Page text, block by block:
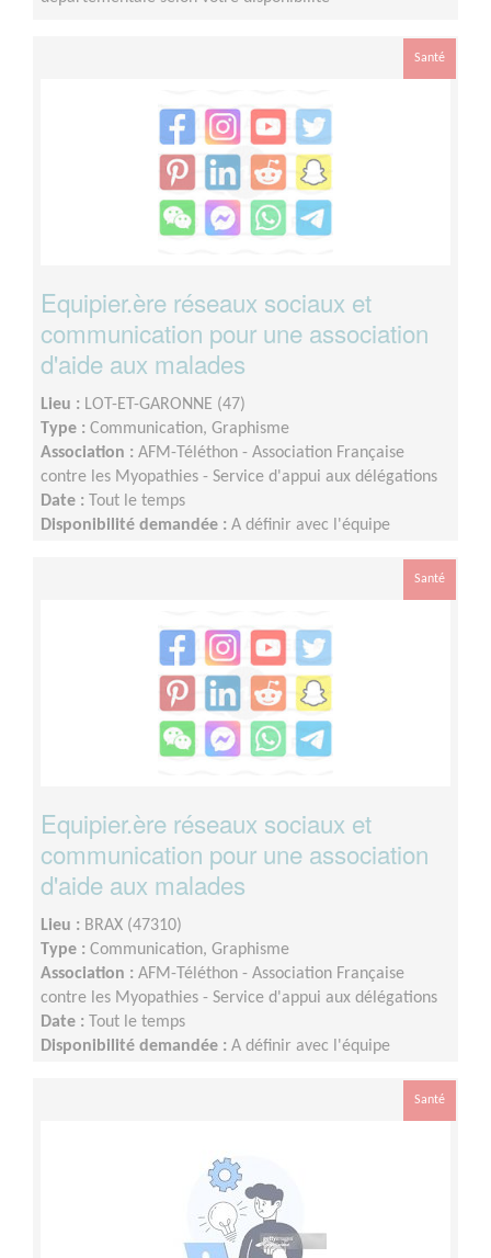
Santé
Equipier.ère réseaux sociaux et
communication pour une association
d'aide aux malades
Lieu : LOT-ET-GARONNE (47)
Type : Communication, Graphisme
Association : AFM-Téléthon - Association Française
contre les Myopathies - Service d'appui aux délégations
Date :
Tout le temps
Disponibilité demandée : A définir avec l'équipe
Santé
Equipier.ère réseaux sociaux et
communication pour une association
d'aide aux malades
Lieu : BRAX (47310)
Type : Communication, Graphisme
Association : AFM-Téléthon - Association Française
contre les Myopathies - Service d'appui aux délégations
Date :
Tout le temps
Disponibilité demandée : A définir avec l'équipe
Santé